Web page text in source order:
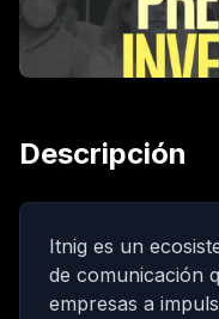
Descripción
Itnig es un
de comunicación
empresas a